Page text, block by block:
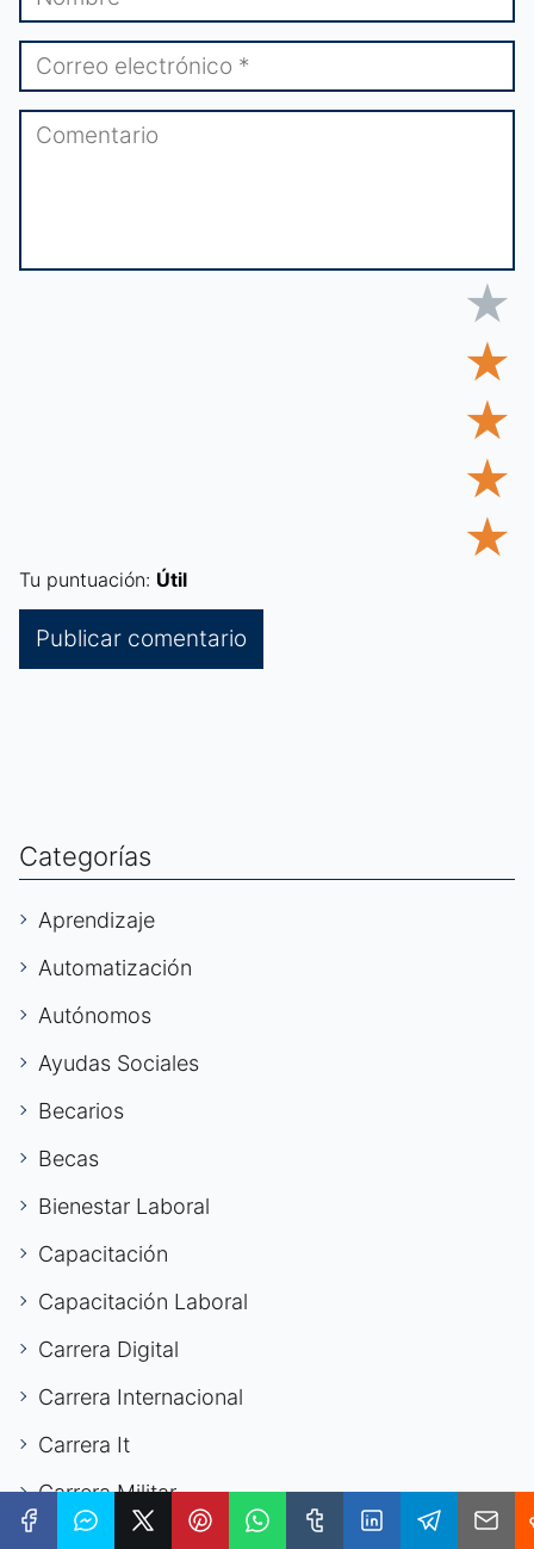
★
★
★
★
★
Tu puntuación: Útil
Categorías
Aprendizaje
Automatización
Autónomos
Ayudas Sociales
Becarios
Becas
Bienestar Laboral
Capacitación
Capacitación Laboral
Carrera Digital
Carrera Internacional
Carrera It
Carrera Militar
Carrera Profesional